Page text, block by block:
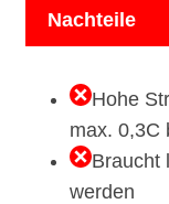
Nachteile
Hohe
max. 0,3C
Braucht
werden